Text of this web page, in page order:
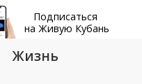
Подписаться
на Живую Кубань
Жизнь